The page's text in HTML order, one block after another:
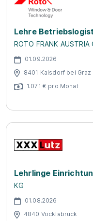
Lehre
ROTO FRANK AUSTRIA
01.09.2026
8401 Kalsdorf bei Graz
1.071 € pro Monat
Lehrlinge
KG
01.08.2026
4840 Vöcklabruck